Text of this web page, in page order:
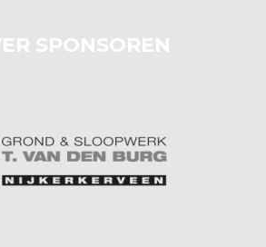
SPONSOREN